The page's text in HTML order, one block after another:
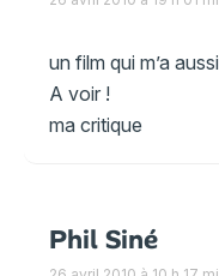
un film qui m’a
A voir !
ma critique
Phil Siné